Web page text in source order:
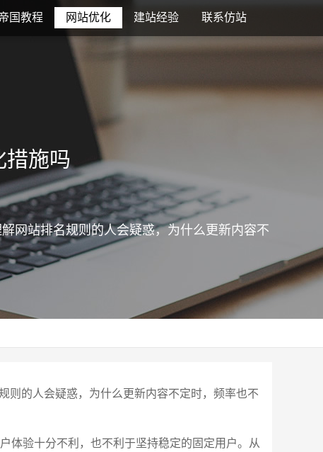
国教程 网站优化 建站经验 联系仿站
措施吗
网站排名规则的人会疑惑，为什么更新内容不
则的人会疑惑，为什么更新内容不定时，频率也不
体验十分不利，也不利于坚持稳定的固定用户。从